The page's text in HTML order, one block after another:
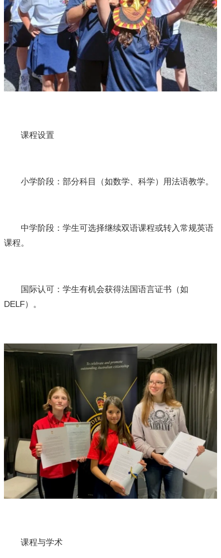
课程设置
小学阶段：部分科目（如数学、科学）用法语教学。
中学阶段：学生可选择继续双语课程或转入常规英语
课程。
国际认可：学生有机会获得法国语言证书（如
DELF）。
课程与学术